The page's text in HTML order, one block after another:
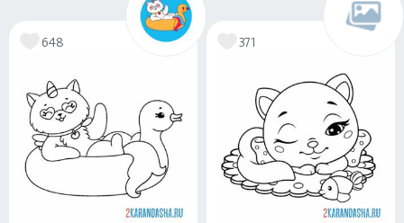
648 371